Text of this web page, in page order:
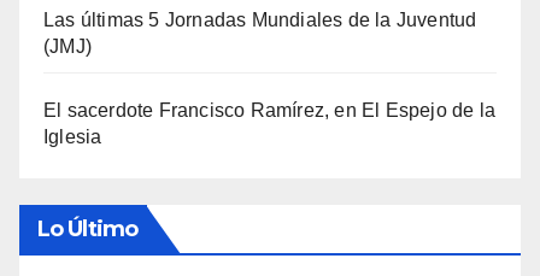
Las últimas 5 Jornadas Mundiales de la Juventud
(JMJ)
El sacerdote Francisco Ramírez, en El Espejo de la
Iglesia
Lo Último